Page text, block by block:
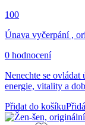
100
Únava vyčerpání ,
0 hodnocení
Nenechte se
energie, vitality a
Přidat do košíku